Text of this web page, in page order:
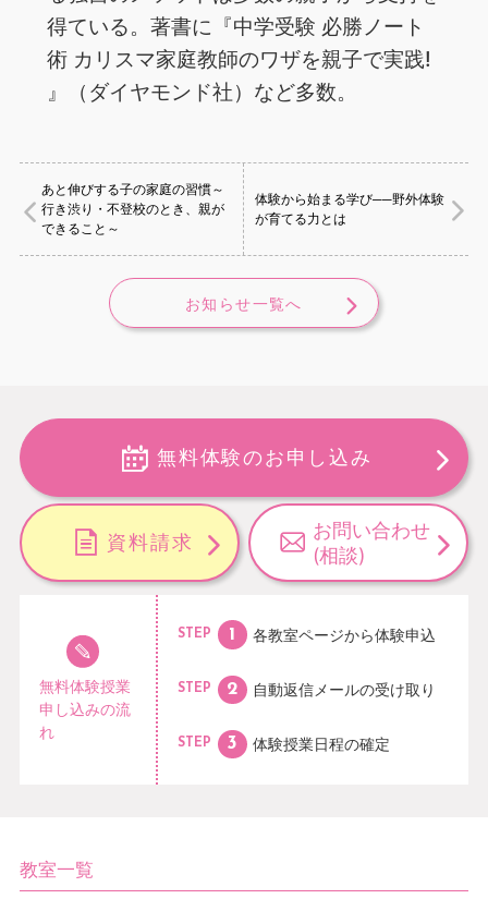
得ている。著書に『中学受験 必勝ノート
術 カリスマ家庭教師のワザを親子で実践!
』（ダイヤモンド社）など多数。
あと伸びする子の家庭の習慣～
行き渋り・不登校のとき、親が
できること～
体験から始まる学び──野外体験
が育てる力とは
お知らせ一覧へ
無料体験のお申し込み
資料請求
お問い合わせ
(相談)
無料体験授業
申し込みの流
れ
STEP 各教室ページから体験申込
STEP 自動返信メールの受け取り
STEP 体験授業日程の確定
教室一覧